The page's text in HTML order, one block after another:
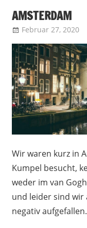
AMSTERDAM
Februar 27, 2020
Wir waren kurz in
Kumpel besucht,
weder im van
und leider sind
negativ